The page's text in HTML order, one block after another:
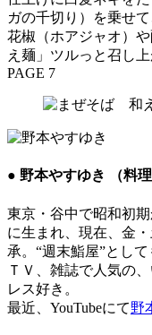
ガの千切り）を乗せ
花椒（ホアジャオ）
え麺」ツルっと召し上
PAGE 7
● 野本やすゆき （料理
東京・谷中で昭和初
に生まれ、現在、金
承。“週末鮨屋”とし
ＴＶ、雑誌で人気の
レス好き。
最近、YouTubeにて野